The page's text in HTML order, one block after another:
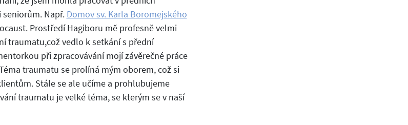
Např. Domov sv. Karla Boromejského
Prostředí Hagiboru mě profesně velmi
traumatu,což vedlo k setkání s přední
při zpracovávání mojí závěrečné práce
traumatu se prolíná mým oborem, což si
Stále se ale učíme a prohlubujeme
traumatu je velké téma, se kterým se v naší